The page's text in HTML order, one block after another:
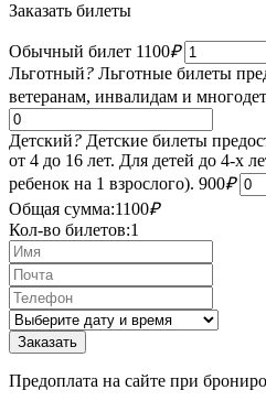
Заказать билеты
Обычный билет 1100₽
Льготный? Льготные билеты
ветеранам, инвалидам и
Детский? Детские билеты
от 4 до 16 лет. Для детей до 4-х
ребенок на 1 взрослого). 900₽
Общая сумма:1100₽
Кол-во билетов:1
Предоплата на сайте при